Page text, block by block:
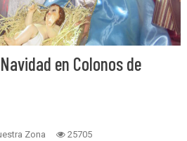
en Colonos de
Zona 25705